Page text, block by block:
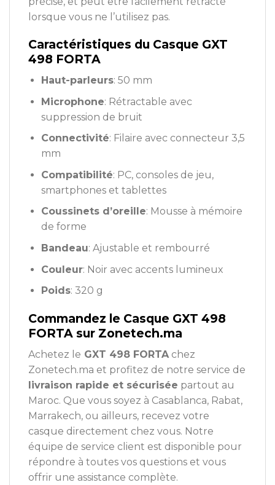
lorsque vous ne l’utilisez pas.
Caractéristiques du Casque GXT
498 FORTA
Haut-parleurs: 50 mm
Microphone: Rétractable avec
suppression de bruit
Connectivité: Filaire avec connecteur 3,5
mm
Compatibilité: PC, consoles de jeu,
smartphones et tablettes
Coussinets d’oreille: Mousse à mémoire
de forme
Bandeau: Ajustable et rembourré
Couleur: Noir avec accents lumineux
Poids: 320 g
Commandez le Casque GXT 498
FORTA sur Zonetech.ma
Achetez le GXT 498 FORTA chez
Zonetech.ma et profitez de notre service de
livraison rapide et sécurisée partout au
Maroc. Que vous soyez à Casablanca, Rabat,
Marrakech, ou ailleurs, recevez votre
casque directement chez vous. Notre
équipe de service client est disponible pour
répondre à toutes vos questions et vous
offrir une assistance complète.